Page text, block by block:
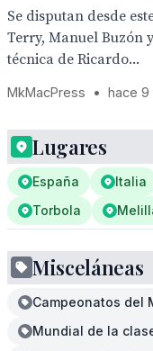
Se disputan desde
Terry, Manuel Buzón
técnica de Ricardo...
MkMacPress • hace 9
Lugares
España Italia
Torbola
Misceláneas
Campeonatos del
Mundial de la